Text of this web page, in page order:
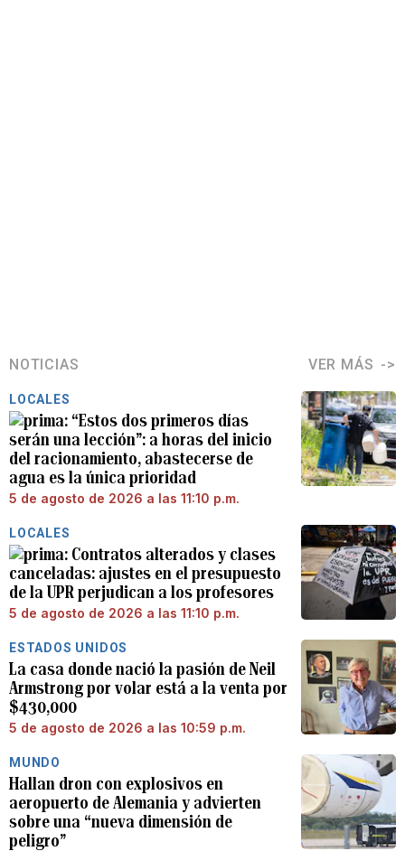
NOTICIAS VER MÁS
LOCALES
“Estos dos primeros días
serán una lección”: a horas del inicio
del racionamiento, abastecerse de
agua es la única prioridad
5 de agosto de 2026 a las 11:10 p.m.
LOCALES
Contratos alterados y clases
canceladas: ajustes en el presupuesto
de la UPR perjudican a los profesores
5 de agosto de 2026 a las 11:10 p.m.
ESTADOS UNIDOS
La casa donde nació la pasión de Neil
Armstrong por volar está a la venta por
$430,000
5 de agosto de 2026 a las 10:59 p.m.
MUNDO
Hallan dron con explosivos en
aeropuerto de Alemania y advierten
sobre una “nueva dimensión de
peligro”